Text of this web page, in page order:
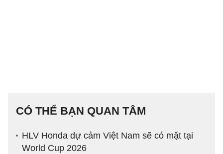
CÓ THỂ BẠN QUAN TÂM
HLV Honda dự cảm Việt Nam sẽ có mặt tại
World Cup 2026